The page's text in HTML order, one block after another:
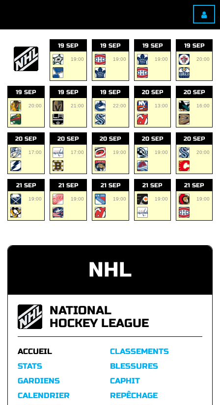
19 SEP
19:00
19 SEP
19:00
19 SEP
19:00
19 SEP
20:00
19 SEP
20:00
19 SEP
21:00
19 SEP
22:00
20 SEP
13:00
20 SEP
16:00
20 SEP
17:00
20 SEP
17:00
20 SEP
19:00
20 SEP
19:00
20 SEP
20:00
21 SEP
19:00
21 SEP
19:00
21 SEP
19:00
21 SEP
19:00
21 SEP
19:00
NHL
NATIONAL
HOCKEY LEAGUE
ACCUEIL
STATS
GARDIENS
CALENDRIER
CLASSEMENTS
BLESSURES
CAPHIT
REPÊCHAGE